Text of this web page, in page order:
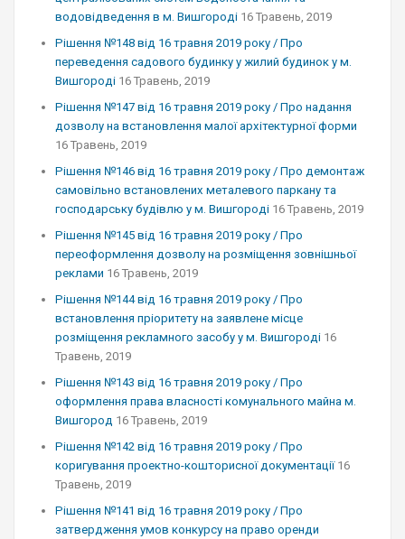
водовідведення в м. Вишгороді 16 Травень, 2019
Рішення №148 від 16 травня 2019 року / Про
переведення садового будинку у жилий будинок у м.
Вишгороді 16 Травень, 2019
Рішення №147 від 16 травня 2019 року / Про надання
дозволу на встановлення малої архітектурної форми
16 Травень, 2019
Рішення №146 від 16 травня 2019 року / Про демонтаж
самовільно встановлених металевого паркану та
господарську будівлю у м. Вишгороді 16 Травень, 2019
Рішення №145 від 16 травня 2019 року / Про
переоформлення дозволу на розміщення зовнішньої
реклами 16 Травень, 2019
Рішення №144 від 16 травня 2019 року / Про
встановлення пріоритету на заявлене місце
розміщення рекламного засобу у м. Вишгороді 16
Травень, 2019
Рішення №143 від 16 травня 2019 року / Про
оформлення права власності комунального майна м.
Вишгород 16 Травень, 2019
Рішення №142 від 16 травня 2019 року / Про
коригування проектно-кошторисної документації 16
Травень, 2019
Рішення №141 від 16 травня 2019 року / Про
затвердження умов конкурсу на право оренди